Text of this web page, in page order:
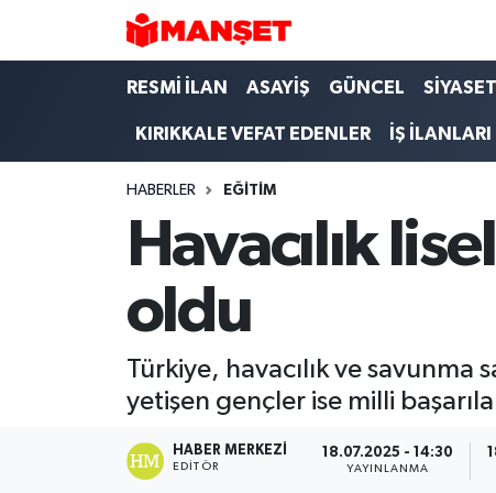
RESMİ İLAN ASAYİŞ GÜNCEL SİYASET
KIRIKKALE VEFAT EDENLER İŞ İLANLARI
HABERLER EĞİTİM
Havacılık
oldu
Türkiye, havacılık ve savunma
yetişen gençler ise milli
HABER MERKEZI
EDITÖR
18.07.2025 - 14:30
YAYINLANMA
Hava Durumu
Trafik Durumu
Süper Lig Puan Durumu ve Fikstür
Tüm Manşetler
Son Dakika Haberleri
Haber Arşivi